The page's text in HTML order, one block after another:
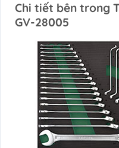
Chi tiết bên trong
GV-28005